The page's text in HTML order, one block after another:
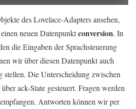
des Lovelace-Adapters ansehen,
neuen Datenpunktconversion. In
die Eingaben der Sprachsteuerung
wir über diesen Datenpunkt auch
stellen. Die Unterscheidung zwischen
ack-State gesteuert. Fragen werden
empfangen. Antworten können wir per